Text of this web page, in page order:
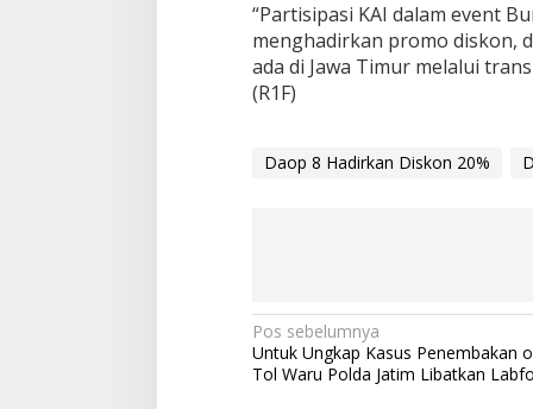
“Partisipasi KAI dalam event
menghadirkan promo diskon,
ada di Jawa Timur melalui
(R1F)
Daop 8 Hadirkan Diskon 20%
N
a
Pos sebelumnya
Untuk Ungkap Kasus Penembakan
Tol Waru Polda Jatim Libatkan